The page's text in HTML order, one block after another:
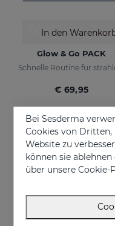
In den
Glow & Go PACK
€ 69,95
Bei Sesderma
Cookies von
Website zu
können sie
über unsere Cookie-